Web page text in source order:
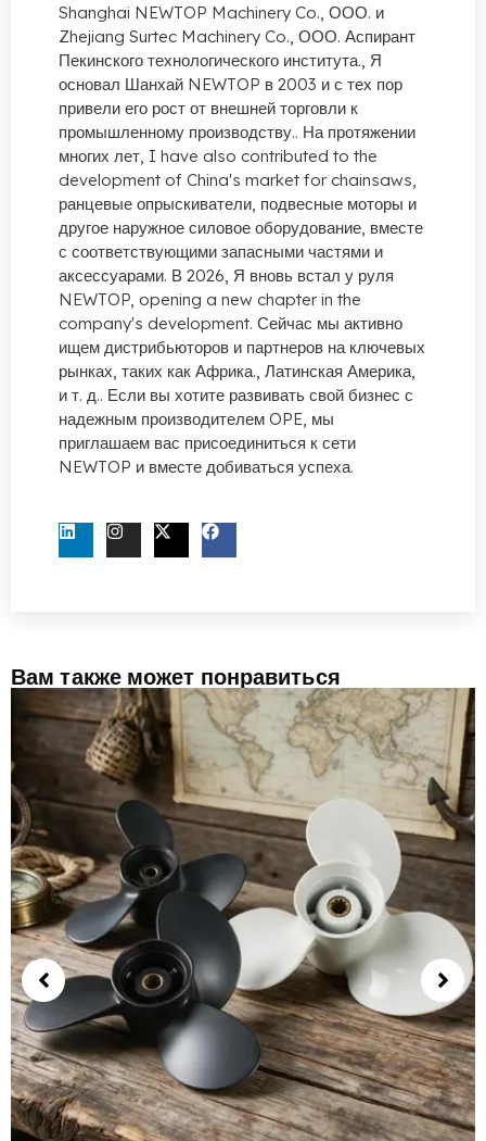
Shanghai NEWTOP Machinery Co., ООО. и
Zhejiang Surtec Machinery Co., ООО. Аспирант
Пекинского технологического института., Я
основал Шанхай NEWTOP в 2003 и с тех пор
привели его рост от внешней торговли к
промышленному производству.. На протяжении
многих лет, I have also contributed to the
development of China's market for chainsaws,
ранцевые опрыскиватели, подвесные моторы и
другое наружное силовое оборудование, вместе
с соответствующими запасными частями и
аксессуарами. В 2026, Я вновь встал у руля
NEWTOP, opening a new chapter in the
company's development. Сейчас мы активно
ищем дистрибьюторов и партнеров на ключевых
рынках, таких как Африка., Латинская Америка,
и т. д.. Если вы хотите развивать свой бизнес с
надежным производителем OPE, мы
приглашаем вас присоединиться к сети
NEWTOP и вместе добиваться успеха.
Вам также может понравиться